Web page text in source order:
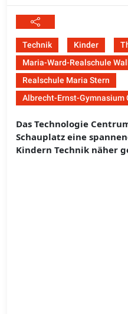
Technik Kinder
Maria-Ward-Realschule
Realschule Maria Stern
Albrecht-Ernst-Gymnasium
Das Technologie
Schauplatz eine
Kindern Technik näher